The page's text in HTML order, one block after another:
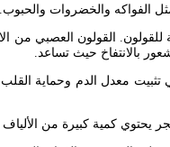
الفواكه والخضروات
للقولون. القولون
بالانتفاخ حيث تساعد.
تثبيت معدل الدم وحماية
كمية كبيرة من الألياف